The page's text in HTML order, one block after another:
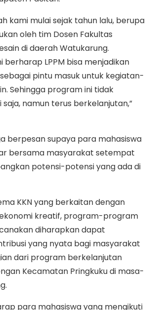
kami mulai sejak tahun lalu, berupa
oleh tim Dosen Fakultas
di daerah Watukarung.
berharap LPPM bisa menjadikan
pintu masuk untuk kegiatan-
Sehingga program ini tidak
namun terus berkelanjutan,”
berpesan supaya para mahasiswa
bersama masyarakat setempat
potensi-potensi yang ada di
KKN yang berkaitan dengan
kreatif, program-program
diharapkan dapat
yang nyata bagi masyarakat
dari program berkelanjutan
Kecamatan Pringkuku di masa-
para mahasiswa yang mengikuti